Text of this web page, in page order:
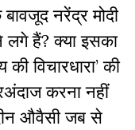
बावजूद नरेंद्र मोदी
लगे हैं?क्या इसका
की विचारधारा’की
करना नहीं
औवैसी जब से